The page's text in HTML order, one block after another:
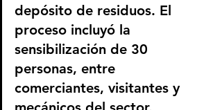
depósito de residuos. El
proceso incluyó la
sensibilización de 30
personas, entre
comerciantes, visitantes y